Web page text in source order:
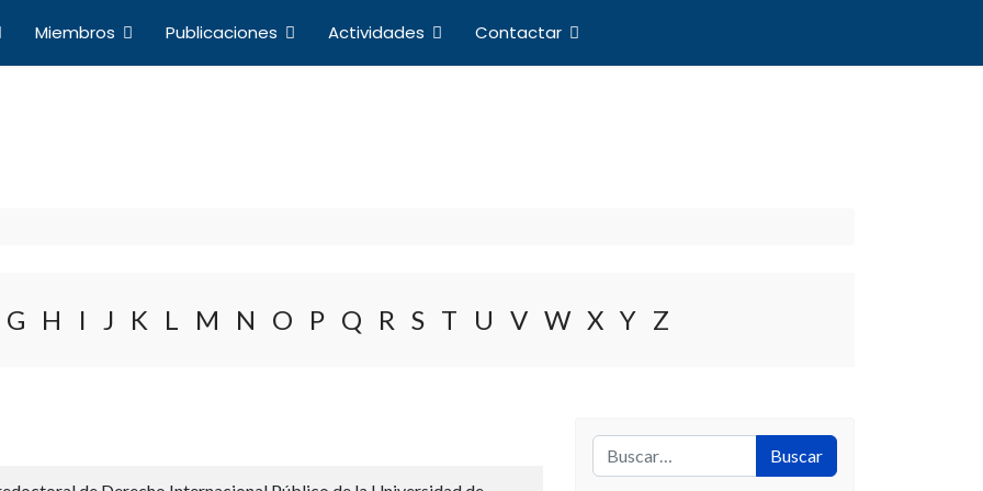
Miembros Publicaciones Actividades Contactar
G H I J K L M N O P Q R S T U V W X Y Z
Buscar Buscar